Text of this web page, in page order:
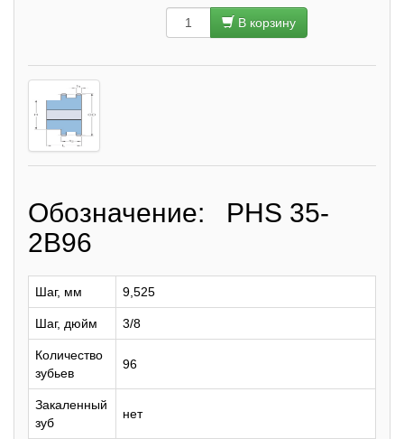
В корзину
Обозначение: PHS 35-
2B96
Шаг, мм 9,525
Шаг, дюйм 3/8
Количество
зубьев
96
Закаленный
зуб
нет